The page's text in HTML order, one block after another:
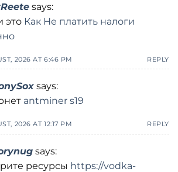
says:
это Как Не платить налоги
2026 AT 6:46 PM REPLY
says:
antminer s19
2026 AT 12:17 PM REPLY
says:
ресурсы https://vodka-